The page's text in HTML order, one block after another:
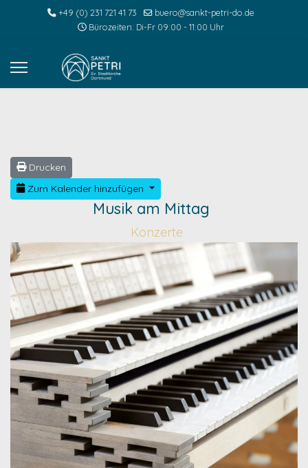
+49 (0) 231 721 41 73
buero@sankt-petri-do.de
Bürozeiten: Di-Fr 09:00 - 11:00 Uhr
Drucken
Zum Kalender hinzufügen
Musik am Mittag
Konzerte